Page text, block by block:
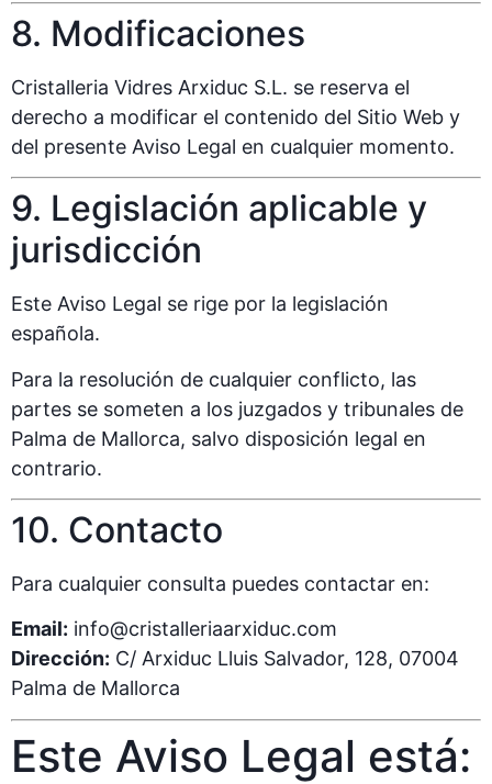
8. Modificaciones
Cristalleria Vidres Arxiduc S.L. se reserva el
derecho a modificar el contenido del Sitio Web y
del presente Aviso Legal en cualquier momento.
9. Legislación aplicable y
jurisdicción
Este Aviso Legal se rige por la legislación
española.
Para la resolución de cualquier conflicto, las
partes se someten a los juzgados y tribunales de
Palma de Mallorca, salvo disposición legal en
contrario.
10. Contacto
Para cualquier consulta puedes contactar en:
Email: info@cristalleriaarxiduc.com
Dirección: C/ Arxiduc Lluis Salvador, 128, 07004
Palma de Mallorca
Este Aviso Legal está: